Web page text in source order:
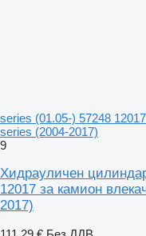
series (01.05-) 57248
series (2004-2017)
9
Хидрауличен
12017 за камион
2017)